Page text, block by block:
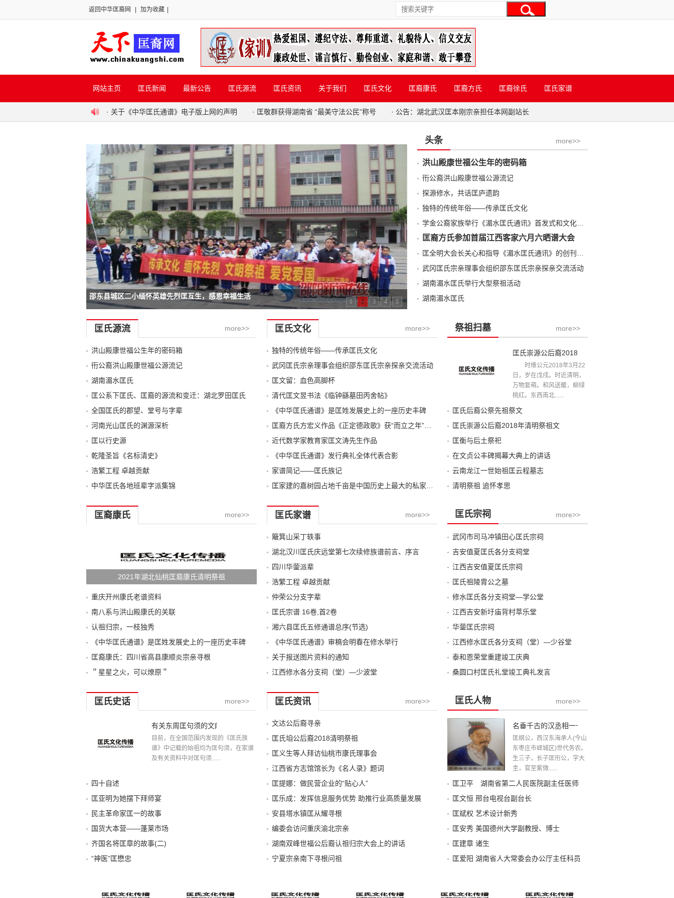
返回中华匡裔网 加为收藏
网站主页 匡氏新闻 最新公告 匡氏源流 匡氏资讯 关于我们 匡氏文化 匡裔康氏 匡裔方氏 匡裔徐氏 匡氏家谱
· 关于《中华匡氏通谱》电子版上网的声明 · 匡敬群获得湖南省 “最美守法公民”称号 · 公告：湖北武汉匡本刚宗亲担任本网副站长
-->-->-->-->
邵东县城区二小缅怀英雄先烈匡互生，感恩幸福生活
1 2 3 4 5
more>>
头条
洪山殿康世福公生年的密码箱
衎公裔洪山殿康世福公源流记
探源修水，共话匡庐遗韵
独特的传统年俗——传承匡氏文化
匡裔方氏参加首届江西客家六月六晒谱大会
武冈匡氏宗亲理事会组织邵东匡氏宗亲探亲交流活动
湖南湄水匡氏举行大型祭祖活动
湖南湄水匡氏
more>>
匡氏源流
洪山殿康世福公生年的密码箱
衎公裔洪山殿康世福公源流记
湖南湄水匡氏
匡公系下匡氏、匡裔的源流和变迁：湖北罗田匡氏
全国匡氏的郡望、堂号与字辈
河南光山匡氏的渊源深析
匡以行史源
乾隆圣旨《名标清史》
浩繁工程 卓越贡献
中华匡氏各地班辈字派集锦
more>>
匡氏文化
独特的传统年俗——传承匡氏文化
武冈匡氏宗亲理事会组织邵东匡氏宗亲探亲交流活动
匡文留：血色高脚杯
清代匡文昱书法《临钟繇墓田丙舍帖》
《中华匡氏通谱》是匡姓发展史上的一座历史丰碑
近代数学家教育家匡文涛先生作品
《中华匡氏通谱》发行典礼全体代表合影
家谱简记——匡氏族记
more>>
祭祖扫墓
匡氏崇源公后裔2018年清明祭祖文
时维公元2018年3月22
日，岁在戊戌。时近清明，
万物复萌。和风送暖，柳绿
桃红。东西南北......
匡氏后裔公祭先祖祭文
匡氏崇源公后裔2018年清明祭祖文
匡衡与后土祭祀
在文贞公丰碑揭幕大典上的讲话
云南龙江一世始祖匡云程墓志
清明祭祖 追怀孝思
more>>
匡裔康氏
2021年湖北仙桃匡裔康氏清明祭祖
重庆开州康氏老谱资料
南八系与洪山殿康氏的关联
认祖归宗，一枝独秀
《中华匡氏通谱》是匡姓发展史上的一座历史丰碑
匡裔康氏：四川省高县康顺炎宗亲寻根
＂星星之火，可以燎原＂
more>>
匡氏家谱
簸箕山采丁轶事
湖北汉川匡氏庆远堂第七次续修族谱前言、序言
四川华蓥派辈
浩繁工程 卓越贡献
仲荣公分支字辈
匡氏宗谱 16卷,首2卷
湘六县匡氏五修通谱总序(节选)
《中华匡氏通谱》审稿会明春在修水举行
关于报送图片资料的通知
江西修水各分支祠（堂）—少波堂
more>>
匡氏宗祠
武冈市司马冲镇田心匡氏宗祠
吉安值夏匡氏各分支祠堂
江西吉安值夏匡氏宗祠
匡氏祖陵胄公之墓
修水匡氏各分支祠堂—学公堂
江西吉安新圩庙背村萃乐堂
华蓥匡氏宗祠
江西修水匡氏各分支祠（堂）—少谷堂
泰和恩荣堂重建竣工庆典
桑圆口村匡氏礼堂竣工典礼发言
more>>
匡氏史话
有关东周匡句须的文献记载
目前，在全国范围内发现的《匡氏族
谱》中记载的始祖均为匡句须，在家谱
及有关资料中对匡句须......
四十自述
匡亚明为她摆下拜师宴
民主革命家匡一的故事
国货大本营——蓬莱市场
齐国名将匡章的故事(二)
“神医”匡懋忠
more>>
匡氏资讯
文达公后裔寻亲
匡氏垍公后裔2018清明祭祖
匡义生等人拜访仙桃市康氏理事会
江西省方志馆馆长为《名人录》题词
匡提娜：做民营企业的“贴心人”
匡乐成：发挥信息服务优势 助推行业高质量发展
安县塔水镇匡从耀寻根
编委会访问重庆渝北宗亲
湖南双峰世福公后裔认祖归宗大会上的讲话
宁夏宗亲南下寻根问祖
more>>
匡氏人物
名垂千古的汉丞相一一匡衡公
匡纲公，西汉东海承人(今山
东枣庄市峄城区)世代务农。
生三子，长子匡衎公，字大
圭，官至紫微......
匡卫平 湖南省第二人民医院副主任医师
匡文恒 邢台电视台副台长
匡斌权 艺术设计新秀
匡安秀 美国德州大学副教授、博士
匡建章 诸生
匡爱阳 湖南省人大常委会办公厅主任科员